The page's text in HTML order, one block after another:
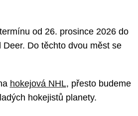
od 26. prosince 2026 do
Do těchto dvou měst se
hokejová NHL, přesto budeme
hokejistů planety.